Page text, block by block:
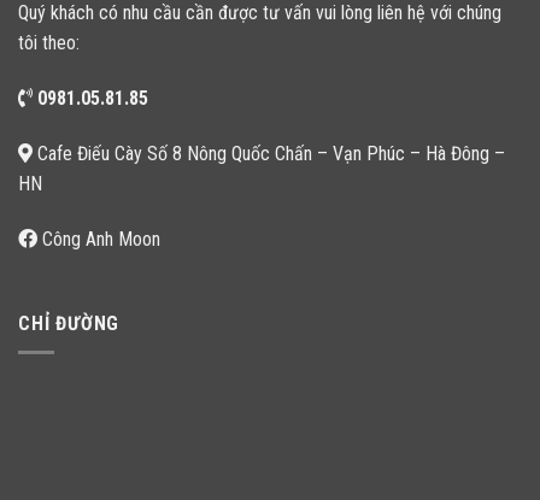
Quý khách có nhu cầu cần được tư vấn vui lòng liên hệ với chúng
tôi theo:
0981.05.81.85
Cafe Điếu Cày Số 8 Nông Quốc Chấn – Vạn Phúc – Hà Đông –
HN
Công Anh Moon
CHỈ ĐƯỜNG